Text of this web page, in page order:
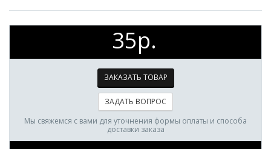
35р.
ЗАКАЗАТЬ ТОВАР
ЗАДАТЬ ВОПРОС
Мы свяжемся с вами для уточнения формы оплаты и способа
доставки заказа